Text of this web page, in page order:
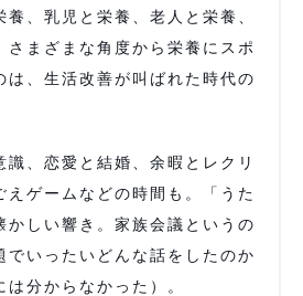
、乳児と栄養、老人と栄養、
さまざまな角度から栄養にスポ
は、生活改善が叫ばれた時代の
、恋愛と結婚、余暇とレクリ
えゲームなどの時間も。「うた
かしい響き。家族会議というの
でいったいどんな話をしたのか
分からなかった）。